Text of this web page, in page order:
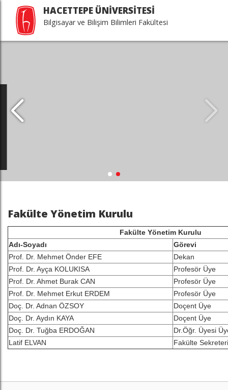
HACETTEPE ÜNİVERSİTESİ
Bilgisayar ve Bilişim Bilimleri Fakültesi
Fakülte Yönetim Kurulu
Fakülte Yönetim Kurulu
Adı-Soyadı
Görevi
Prof. Dr. Mehmet Önder EFE
Dekan
Prof. Dr. Ayça KOLUKISA
Profesör Üye
Prof. Dr. Ahmet Burak CAN
Profesör Üye
Prof. Dr. Mehmet Erkut ERDEM
Profesör Üye
Doç. Dr. Adnan ÖZSOY
Doçent Üye
Doç. Dr. Aydın KAYA
Doçent Üye
Doç. Dr. Tuğba ERDOĞAN
Dr.Öğr. Üyesi
Latif ELVAN
Fakülte